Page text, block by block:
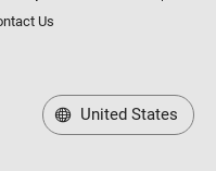
Us
United States